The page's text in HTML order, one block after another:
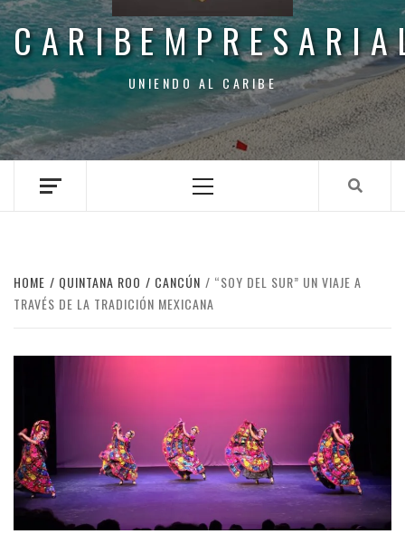
UNIENDO AL CARIBE
Menu
HOME QUINTANA ROO CANCÚN
“SOY DEL SUR” UN VIAJE A
TRAVÉS DE LA TRADICIÓN MEXICANA